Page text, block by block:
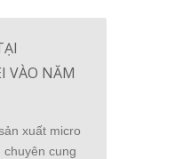
VÀO NĂM
xuất micro
cung